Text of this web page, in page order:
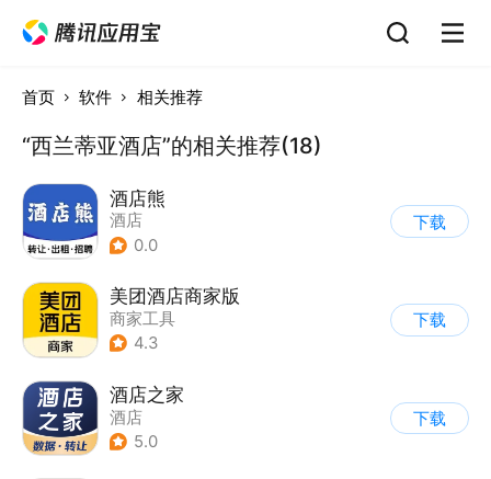
首页 软件 相关推荐
“西兰蒂亚酒店”的相关推荐(18)
酒店熊
酒店
0.0
下载
美团酒店商家版
商家工具
4.3
下载
酒店之家
酒店
5.0
下载